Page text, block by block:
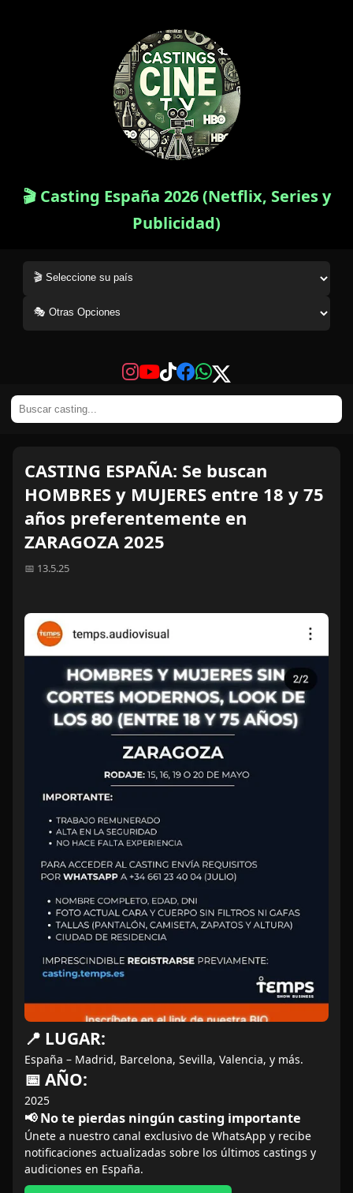
🎬 Casting España 2026 (Netflix, Series y
Publicidad)
CASTING ESPAÑA: Se buscan
HOMBRES y MUJERES entre 18 y 75
años preferentemente en
ZARAGOZA 2025
📅 13.5.25
📍 LUGAR:
España – Madrid, Barcelona, Sevilla, Valencia, y más.
📅 AÑO:
2025
📢 No te pierdas ningún casting importante
Únete a nuestro canal exclusivo de WhatsApp y recibe
notificaciones actualizadas sobre los últimos castings y
audiciones en España.